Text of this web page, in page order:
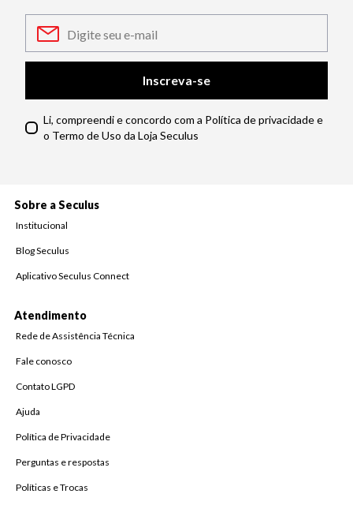
Inscreva-se
Li, compreendi e concordo com a Política de privacidade e
o Termo de Uso da Loja Seculus
Sobre a Seculus
Institucional
Blog Seculus
Aplicativo Seculus Connect
Atendimento
Rede de Assistência Técnica
Fale conosco
Contato LGPD
Ajuda
Política de Privacidade
Perguntas e respostas
Políticas e Trocas